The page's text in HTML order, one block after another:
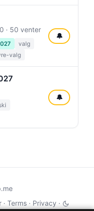
· 50 venter
valg
valg
🔔
🔔
· Terms · Privacy ·